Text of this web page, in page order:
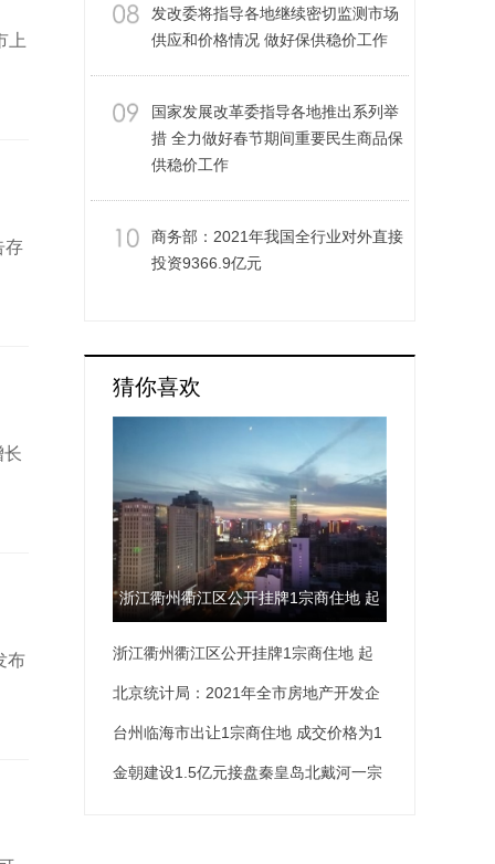
上
存
长
布
发改委将指导各地继续密切监测市场
供应和价格情况 做好保供稳价工作
国家发展改革委指导各地推出系列举
措 全力做好春节期间重要民生商品保
供稳价工作
商务部：2021年我国全行业对外直接
投资9366.9亿元
猜你喜欢
浙江衢州衢江区公开挂牌1宗商住地 起
拍价为2.59亿元
浙江衢州衢江区公开挂牌1宗商住地 起
拍价为2.59亿元
北京统计局：2021年全市房地产开发企
业房屋新开工面积为1895.9万平方米 同
比下降36.9%
台州临海市出让1宗商住地 成交价格为1
亿元
金朝建设1.5亿元接盘秦皇岛北戴河一宗